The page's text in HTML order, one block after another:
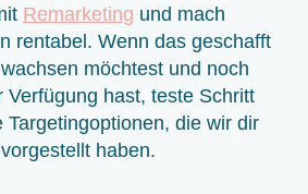
Remarketing und mach
rentabel. Wenn das geschafft
möchtest und noch
Verfügung hast, teste Schritt
Targetingoptionen, die wir dir
haben.